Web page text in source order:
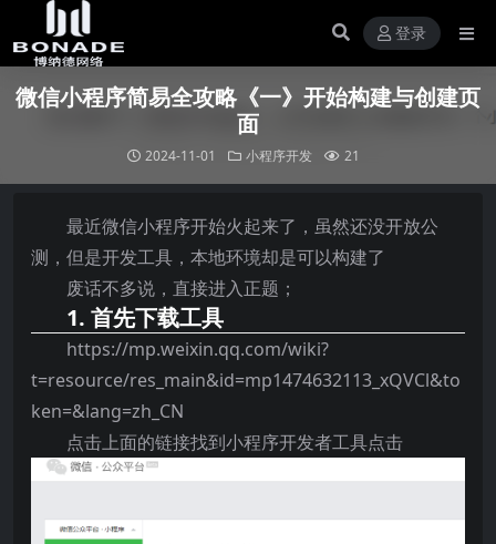
登录
微信小程序简易全攻略《一》开始构建与创建页
面
2024-11-01 小程序开发 21
最近微信小程序开始火起来了，虽然还没开放公
测，但是开发工具，本地环境却是可以构建了
废话不多说，直接进入正题；
1. 首先下载工具
https://mp.weixin.qq.com/wiki?
t=resource/res_main&id=mp1474632113_xQVCl&to
ken=&lang=zh_CN
点击上面的链接找到小程序开发者工具点击